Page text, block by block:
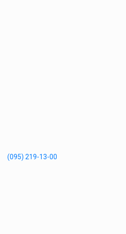
(095) 219-13-00